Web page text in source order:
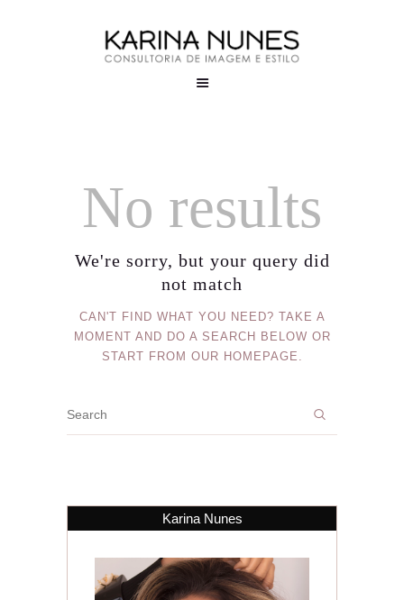
No results
We're sorry, but your query did
not match
CAN'T FIND WHAT YOU NEED? TAKE A
MOMENT AND DO A SEARCH BELOW OR
START FROM OUR HOMEPAGE .
Karina Nunes